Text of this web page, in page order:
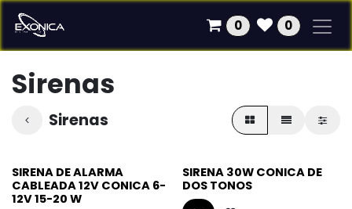
Ir al contenido
0 0
Sirenas
Sirenas
SIRENA DE ALARMA
CABLEADA 12V CONICA 6-
12V 15-20 W
SIRENA 30W CONICA DE
DOS TONOS